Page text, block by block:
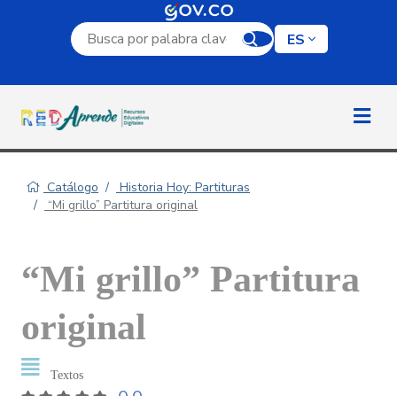
Campo de búsqueda por palabra clave
ES
Catálogo
Historia Hoy: Partituras
“Mi grillo” Partitura original
“Mi grillo” Partitura
original
Textos